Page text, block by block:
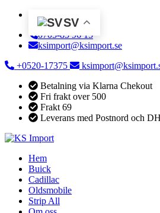
SV
0705-85 96 15
ksimport@ksimport.se
+0520-17375
Betalning via Klarna Chekout
Fri frakt over 500
Frakt 69
Leverans med Postnord och
Hem
Buick
Cadillac
Oldsmobile
Strip All